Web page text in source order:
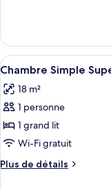
chambre :
Moderate
Double
Room
Non-
smoking
18
Sq
M
le
type
de
Moderate
Double
Non-
smoking
Sq
Afficher
toutes
les
photos
pour
ce
type
de
5
Chambre Simple
18 m²
1 personne
1 grand lit
Wi-Fi gratuit
Plus de détails
Plus